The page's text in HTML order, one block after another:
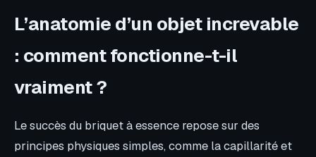
L’anatomie d’un objet increvable
: comment fonctionne-t-il
vraiment ?
Le succès du briquet à essence repose sur des
principes physiques simples, comme la capillarité et